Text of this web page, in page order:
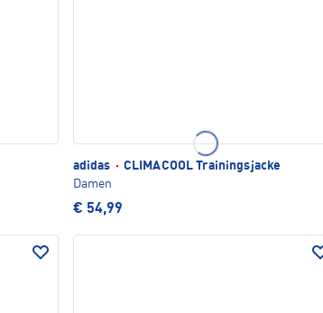
adidas · CLIMACOOL Trainingsjacke
Damen
€ 54,99